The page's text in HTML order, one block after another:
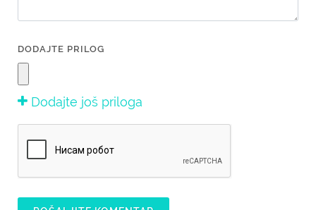
DODAJTE PRILOG
Dodajte još priloga